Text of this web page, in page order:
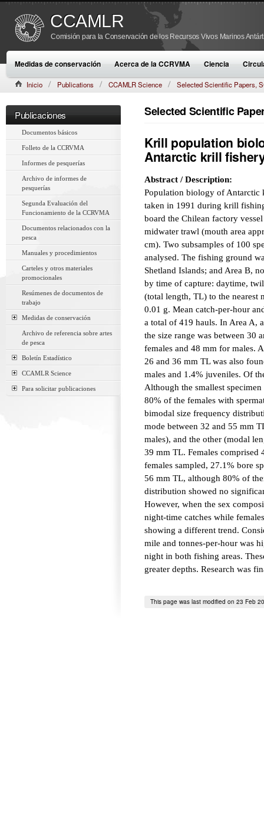
CCAMLR
Comisión para la Conservación de los Recursos Vivos Marinos
Medidas de conservación Acerca de la CCRVMA Ciencia
Inicio Publications CCAMLR Science
Selected Scientific Papers,
Publicaciones
Documentos básicos
Folleto de la CCRVMA
Informes de pesquerías
Archivo de informes de
pesquerías
Segunda Evaluación del
Funcionamiento de la CCRVMA
Documentos relacionados con la
pesca
Manuales y procedimientos
Carteles y otros materiales
promocionales
Resúmenes de documentos de
trabajo
Medidas de conservación
Archivo de referencia sobre artes
de pesca
Boletín Estadístico
CCAMLR Science
Para solicitar publicaciones
Selected Scientific
Krill population
Antarctic krill
Abstract / Description:
Population biology of
taken in 1991 during krill
board the Chilean factory
midwater trawl (mouth area
cm). Two subsamples of 100
analysed. The fishing ground
Shetland Islands; and Area B,
by time of capture: daytime,
(total length, TL) to the nearest
0.01 g. Mean catch-per-hour
a total of 419 hauls. In Area A,
the size range was between 30
females and 48 mm for males.
26 and 36 mm TL was also
males and 1.4% juveniles. Of
Although the smallest
80% of the females with
bimodal size frequency
mode between 32 and 55 mm
males), and the other (modal
39 mm TL. Females comprised
females sampled, 27.1% bore
56 mm TL, although 80% of
distribution showed no
However, when the sex
night-time catches while
showing a different trend.
mile and tonnes-per-hour was
night in both fishing areas.
greater depths. Research was
This page was last modified on 23 Feb